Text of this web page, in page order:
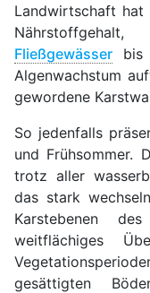
Landwirtschaft hat
Fließgewässer bis
Algenwachstum
gewordene
So jedenfalls
und Frühsommer.
trotz aller
das stark
Karstebenen
weitflächiges
gesättigten